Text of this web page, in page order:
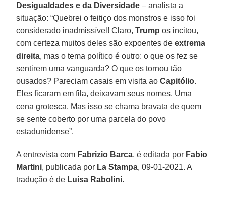
Desigualdades e da Diversidade – analista a
situação: “Quebrei o feitiço dos monstros e isso foi
considerado inadmissível! Claro,Trump os incitou,
com certeza muitos deles são expoentes deextrema
direita, mas o tema político é outro: o que os fez se
sentirem uma vanguarda? O que os tornou tão
ousados? Pareciam casais em visita aoCapitólio.
Eles ficaram em fila, deixavam seus nomes. Uma
cena grotesca. Mas isso se chama bravata de quem
se sente coberto por uma parcela do povo
estadunidense”.
A entrevista com Fabrizio Barca, é editada por Fabio
Martini, publicada por La Stampa, 09-01-2021. A
tradução é de Luisa Rabolini.